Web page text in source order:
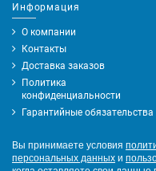
Информация
О компании
Контакты
Доставка заказов
Политика
конфиденциальности
Гарантийные обязательства
Вы принимаете условия
персональных данных и